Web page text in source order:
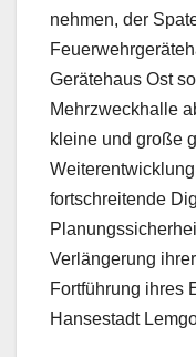
nehmen, der
Gerätehaus Ost
Mehrzweckhalle
kleine und große
fortschreitende
Verlängerung
Fortführung ihres
Hansestadt